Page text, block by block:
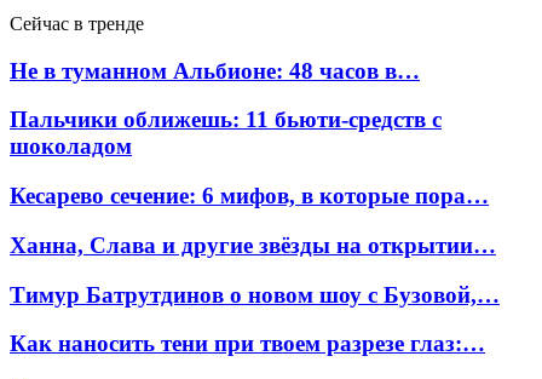
Сейчас в тренде
Не в туманном Альбионе: 48 часов в…
Пальчики оближешь: 11 бьюти-средств с
шоколадом
Кесарево сечение: 6 мифов, в которые пора…
Ханна, Слава и другие звёзды на открытии…
Тимур Батрутдинов о новом шоу с Бузовой,…
Как наносить тени при твоем разрезе глаз:…